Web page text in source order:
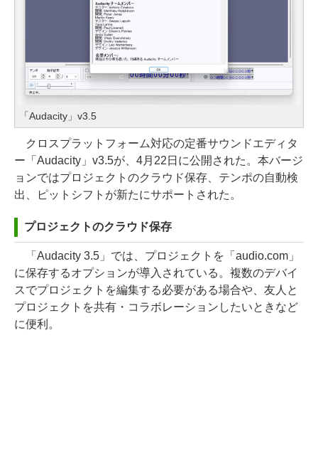
「Audacity」v3.5
クロスプラットフォーム対応の定番サウンドエディタ
ー「Audacity」v3.5が、4月22日に公開された。本バージ
ョンではプロジェクトのクラウド保存、テンポの自動検
出、ピットシフトが新たにサポートされた。
プロジェクトのクラウド保存
「Audacity 3.5」では、プロジェクトを「audio.com」
に保存するオプションが導入されている。複数のデバイ
スでプロジェクトを編集する必要がある場合や、友人と
プロジェクトを共有・コラボレーションしたいときなど
に便利。